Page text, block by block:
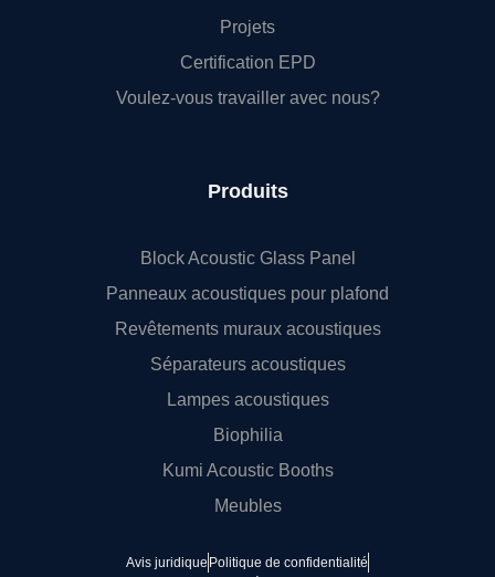
Projets
Certification EPD
Voulez-vous travailler avec nous?
Produits
Block Acoustic Glass Panel
Panneaux acoustiques pour plafond
Revêtements muraux acoustiques
Séparateurs acoustiques
Lampes acoustiques
Biophilia
Kumi Acoustic Booths
Meubles
Avis juridique Politique de confidentialité